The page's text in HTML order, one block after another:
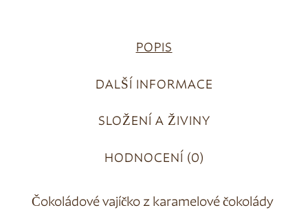
POPIS
DALŠÍ INFORMACE
SLOŽENÍ A ŽIVINY
HODNOCENÍ (0)
Čokoládové vajíčko z karamelové čokolády